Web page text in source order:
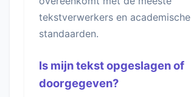
tekstverwerkers en academische
standaarden.
Is mijn tekst opgeslagen of
doorgegeven?